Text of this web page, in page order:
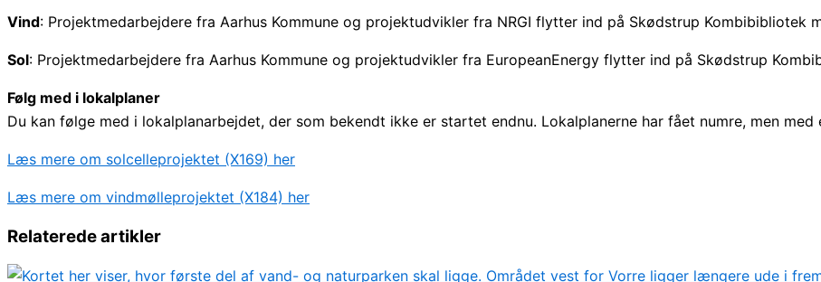
Vind: Projektmedarbejdere fra Aarhus Kommune og projektudvikler fra NRGI flytter ind på Skødstrup Kombibibliotek
Sol: Projektmedarbejdere fra Aarhus Kommune og projektudvikler fra EuropeanEnergy flytter ind på Skødstrup
Følg med i lokalplaner
Du kan følge med i lokalplanarbejdet, der som bekendt ikke er startet endnu. Lokalplanerne har fået numre, men
Læs mere om solcelleprojektet (X169) her
Læs mere om vindmølleprojektet (X184) her
Relaterede artikler